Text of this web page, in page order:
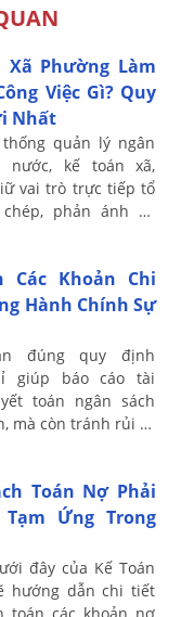
Việc Gì? Quy
Nhất
quản lý ngân
nước, kế toán xã,
vai trò trực tiếp tổ
phản ánh và
Hành Chính Sự
đúng quy định
giúp báo cáo tài
toán ngân sách
mà còn tránh rủi ro
Ứng Trong
đây của Kế Toán
hướng dẫn chi tiết